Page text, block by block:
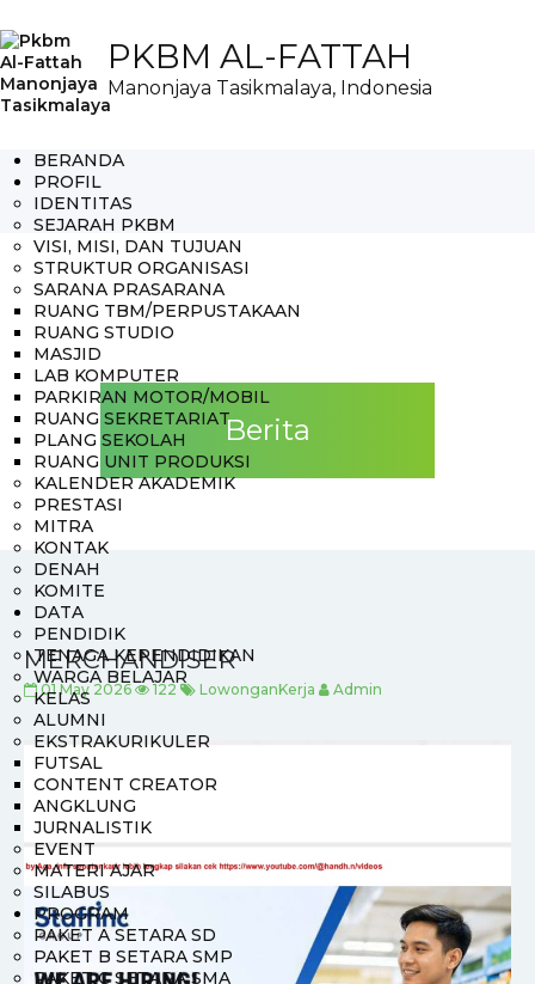
PKBM AL-FATTAH
Manonjaya Tasikmalaya, Indonesia
BERANDA
PROFIL
IDENTITAS
SEJARAH PKBM
VISI, MISI, DAN TUJUAN
STRUKTUR ORGANISASI
SARANA PRASARANA
RUANG TBM/PERPUSTAKAAN
RUANG STUDIO
MASJID
LAB KOMPUTER
PARKIRAN MOTOR/MOBIL
RUANG SEKRETARIAT
PLANG SEKOLAH
RUANG UNIT PRODUKSI
KALENDER AKADEMIK
PRESTASI
MITRA
KONTAK
DENAH
KOMITE
DATA
PENDIDIK
TENAGA KEPENDIDIKAN
WARGA BELAJAR
KELAS
ALUMNI
EKSTRAKURIKULER
FUTSAL
CONTENT CREATOR
ANGKLUNG
JURNALISTIK
EVENT
MATERI AJAR
SILABUS
PROGRAM
PAKET A SETARA SD
PAKET B SETARA SMP
PAKET C SETARA SMA
Berita
MERCHANDISER
01 May 2026 122 LowonganKerja Admin